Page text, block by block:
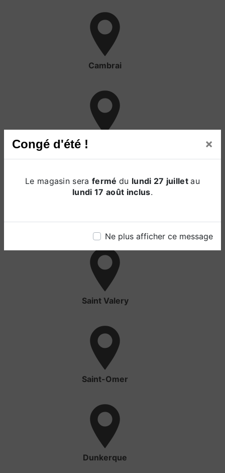
Congé d'été ! ×
Le magasin serafermé du lundi 27 juilletau
lundi 17 août inclus.
Ne plus afficher ce message
Cambrai
Valencienne
Lille
Saint Valery
Saint-Omer
Dunkerque